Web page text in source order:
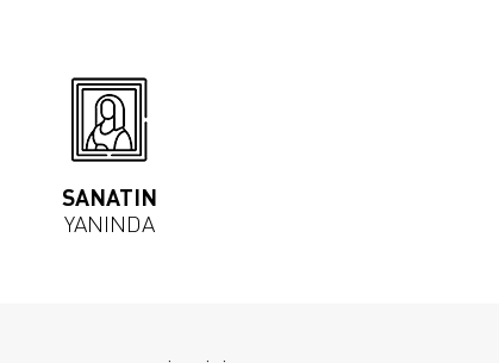
SANATIN
YANINDA